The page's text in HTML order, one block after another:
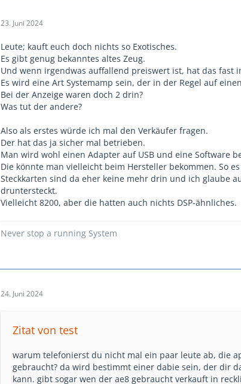
23. Juni 2024
Leute; kauft euch doch nichts so Exotisches.
Es gibt genug bekanntes altes Zeug.
Und wenn irgendwas auffallend preiswert ist, hat das fast
Es wird eine Art Systemamp sein, der in der Regel auf
Bei der Anzeige waren doch 2 drin?
Was tut der andere?
Also als erstes würde ich mal den Verkäufer fragen.
Der hat das ja sicher mal betrieben.
Man wird wohl einen Adapter auf USB und eine Software
Die könnte man vielleicht beim Hersteller bekommen. So
Steckkarten sind da eher keine mehr drin und ich glaube
druntersteckt.
Vielleicht 8200, aber die hatten auch nichts DSP-ähnliches.
Never stop a running System
24. Juni 2024
Zitat von test
warum telefonierst du nicht mal ein paar leute ab, die
gebraucht? da wird bestimmt einer dabie sein, der dir
kann. gibt sogar wen der ae8 gebraucht verkauft in